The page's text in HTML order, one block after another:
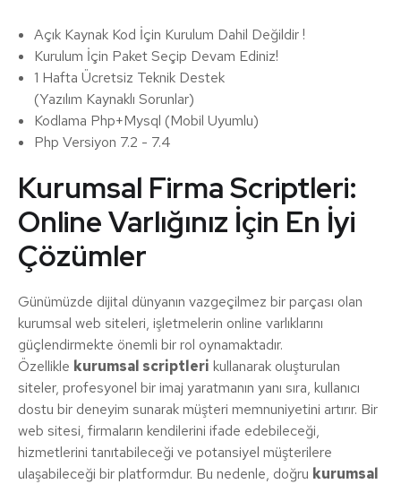
Açık Kaynak Kod İçin Kurulum Dahil Değildir !
Kurulum İçin Paket Seçip Devam Ediniz!
1 Hafta Ücretsiz Teknik Destek
(Yazılım Kaynaklı Sorunlar)
Kodlama Php+Mysql (Mobil Uyumlu)
Php Versiyon 7.2 - 7.4
Kurumsal Firma Scriptleri:
Online Varlığınız İçin En İyi
Çözümler
Günümüzde dijital dünyanın vazgeçilmez bir parçası olan
kurumsal web siteleri, işletmelerin online varlıklarını
güçlendirmekte önemli bir rol oynamaktadır.
Özellikle kurumsal scriptleri kullanarak oluşturulan
siteler, profesyonel bir imaj yaratmanın yanı sıra, kullanıcı
dostu bir deneyim sunarak müşteri memnuniyetini artırır. Bir
web sitesi, firmaların kendilerini ifade edebileceği,
hizmetlerini tanıtabileceği ve potansiyel müşterilere
ulaşabileceği bir platformdur. Bu nedenle, doğru kurumsal